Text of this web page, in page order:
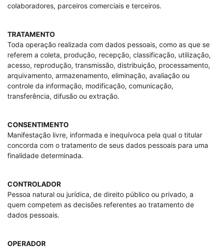
colaboradores, parceiros comerciais e terceiros.
TRATAMENTO
Toda operação realizada com dados pessoais, como as que se
referem a coleta, produção, recepção, classificação, utilização,
acesso, reprodução, transmissão, distribuição, processamento,
arquivamento, armazenamento, eliminação, avaliação ou
controle da informação, modificação, comunicação,
transferência, difusão ou extração.
CONSENTIMENTO
Manifestação livre, informada e inequívoca pela qual o titular
concorda com o tratamento de seus dados pessoais para uma
finalidade determinada.
CONTROLADOR
Pessoa natural ou jurídica, de direito público ou privado, a
quem competem as decisões referentes ao tratamento de
dados pessoais.
OPERADOR